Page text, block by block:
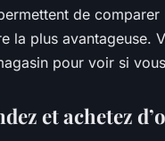
de
la plus avantageuse.
pour voir si
et achetez